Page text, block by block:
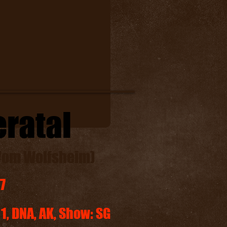
Wolfsheim)
DNA, AK, Show: SG